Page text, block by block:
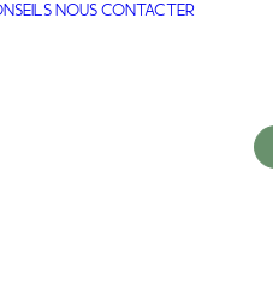
NOUS CONTACTER